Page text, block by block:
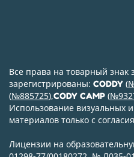
Все права на товарный
зарегистрированы: CODDY (
(№885725),CODY CAMP (
Использование визуальных
материалов только с
Лицензии на